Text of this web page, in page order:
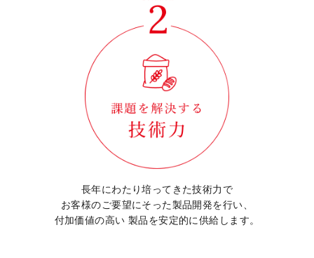
長年にわたり培ってきた技術力で
お客様のご要望にそった製品開発を行い、
付加価値の高い 製品を安定的に供給します。